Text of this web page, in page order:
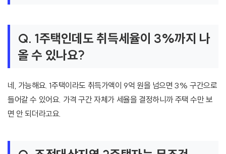
Q. 1주택인데도 취득세율이 3%까지 나
올 수 있나요?
네, 가능해요. 1주택이라도 취득가액이 9억 원을 넘으면 3% 구간으로
들어갈 수 있어요. 가격 구간 자체가 세율을 결정하니까 주택 수만 보
면 안 되더라고요.